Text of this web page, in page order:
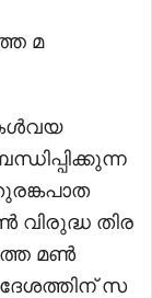
മ
വിരുദ്ധ തിര
മൺ
സ